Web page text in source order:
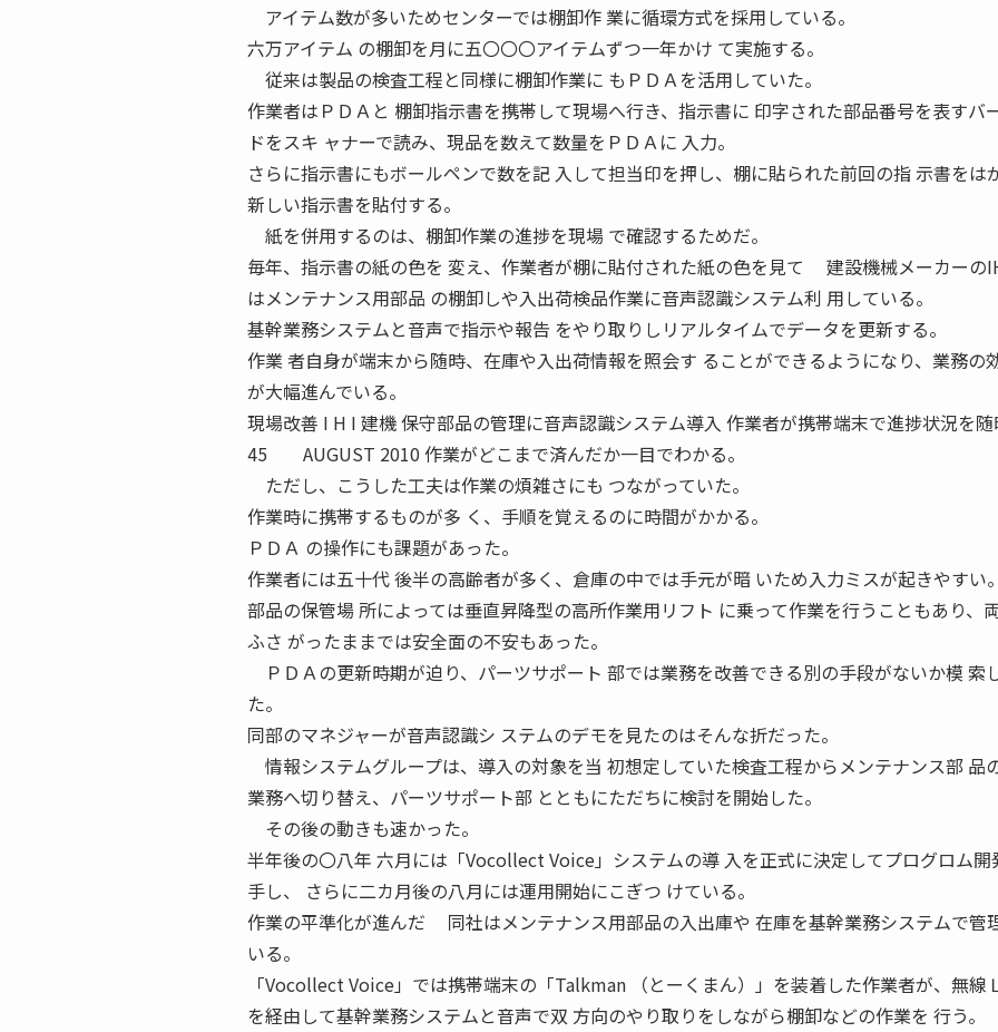
アイテム数が多いためセンターでは棚卸作 業に循環方式を採用している。
六万アイテム の棚卸を月に五〇〇〇アイテムずつ一年かけ て実施する。
従来は製品の検査工程と同様に棚卸作業に もＰＤＡを活用していた。
作業者はＰＤＡと 棚卸指示書を携帯して現場へ行き、指示書に 印字された部品番号を表すバ
ドをスキ ャナーで読み、現品を数えて数量をＰＤＡに 入力。
さらに指示書にもボールペンで数を記 入して担当印を押し、棚に貼られた前回の指 示書をは
新しい指示書を貼付する。
紙を併用するのは、棚卸作業の進捗を現場 で確認するためだ。
毎年、指示書の紙の色を 変え、作業者が棚に貼付された紙の色を見て 建設機械メーカーの
はメンテナンス用部品 の棚卸しや入出荷検品作業に音声認識システム利 用している。
基幹業務システムと音声で指示や報告 をやり取りしリアルタイムでデータを更新する。
作業 者自身が端末から随時、在庫や入出荷情報を照会す ることができるようになり、業務の
が大幅進んでいる。
現場改善 I H I 建機 保守部品の管理に音声認識システム導入 作業者が携帯端末で進捗状況を
45 AUGUST 2010 作業がどこまで済んだか一目でわかる。
ただし、こうした工夫は作業の煩雑さにも つながっていた。
作業時に携帯するものが多 く、手順を覚えるのに時間がかかる。
ＰＤＡ の操作にも課題があった。
作業者には五十代 後半の高齢者が多く、倉庫の中では手元が暗 いため入力ミスが起きやすい。
部品の保管場 所によっては垂直昇降型の高所作業用リフト に乗って作業を行うこともあり、
ふさ がったままでは安全面の不安もあった。
ＰＤＡの更新時期が迫り、パーツサポート 部では業務を改善できる別の手段がないか模 索
た。
同部のマネジャーが音声認識シ ステムのデモを見たのはそんな折だった。
情報システムグループは、導入の対象を当 初想定していた検査工程からメンテナンス部 品
業務へ切り替え、パーツサポート部 とともにただちに検討を開始した。
その後の動きも速かった。
半年後の〇八年 六月には「Vocollect Voice」システムの導 入を正式に決定してプログロム開
手し、 さらに二カ月後の八月には運用開始にこぎつ けている。
作業の平準化が進んだ 同社はメンテナンス用部品の入出庫や 在庫を基幹業務システムで管
いる。
「Vocollect Voice」では携帯端末の「Talkman （とーくまん）」を装着した作業者が、無線
を経由して基幹業務システムと音声で双 方向のやり取りをしながら棚卸などの作業を 行う。